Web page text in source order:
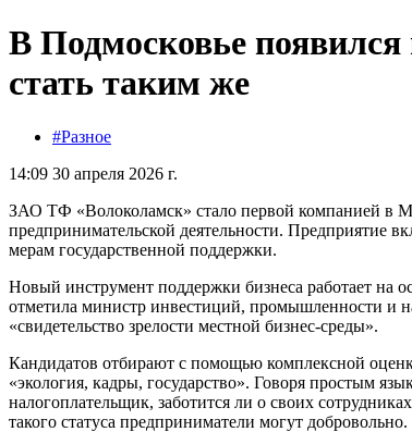
В Подмосковье
стать таким же
#Разное
14:09 30 апреля 2026 г.
ЗАО ТФ «Волоколамск» стало первой компанией в
предпринимательской деятельности. Предприятие
мерам государственной поддержки.
Новый инструмент поддержки бизнеса работает на
отметила министр инвестиций, промышленности и
«свидетельство зрелости местной бизнес-среды».
Кандидатов отбирают с помощью комплексной
«экология, кадры, государство». Говоря простым
налогоплательщик, заботится ли о своих
такого статуса предприниматели могут добровольно.